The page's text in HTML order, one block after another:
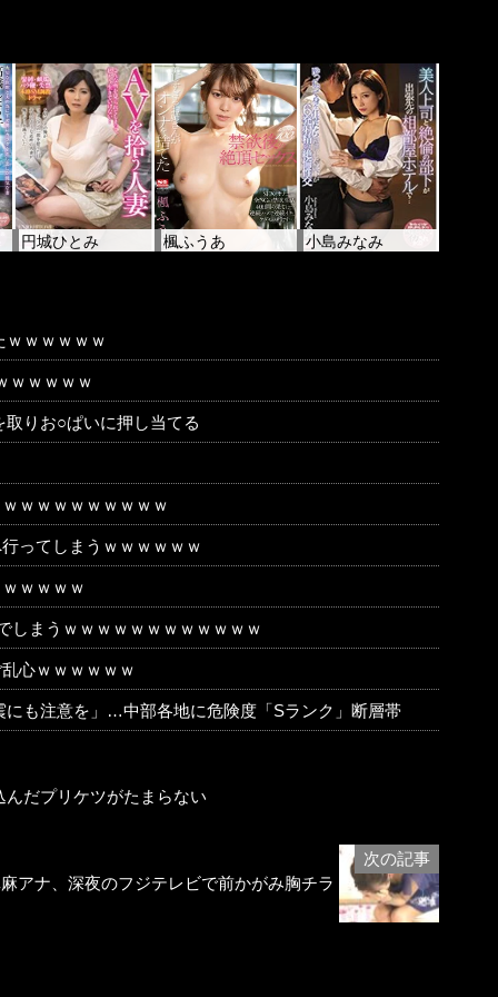
円城ひとみ 楓ふうあ 小島みなみ
ｗｗｗｗｗｗ
ｗｗｗｗｗ
取りお○ぱいに押し当てる
ｗｗｗｗｗｗｗｗｗ
ってしまうｗｗｗｗｗｗ
ｗｗｗｗ
しまうｗｗｗｗｗｗｗｗｗｗｗｗ
心ｗｗｗｗｗｗ
にも注意を」…中部各地に危険度「Sランク」断層帯
んだプリケツがたまらない
麻アナ、深夜のフジテレビで前かがみ胸チラ